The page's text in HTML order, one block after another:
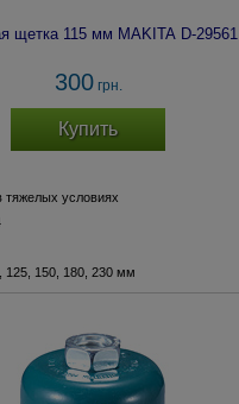
щетка 115 мм MAKITA D-29561
300грн.
Купить
тяжелых условиях
125, 150, 180, 230 мм